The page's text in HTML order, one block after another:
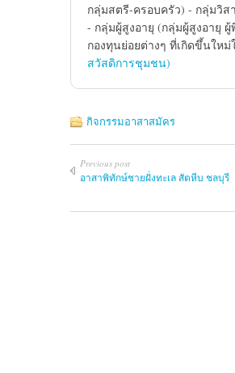
กลุ่มสตรี-ครอบครัว) - กลุ่มวิส
- กลุ่มผู้สูงอายุ (กลุ่มผู้สูงอายุ
กองทุนย่อยต่างๆ ที่เกิดขึ้นให
สวัสดิการชุมชน)
กิจกรรมอาสาสมัคร
Previous post
อาสาพิทักษ์ชายฝั่งทะเล สัตหีบ ชลบุรี